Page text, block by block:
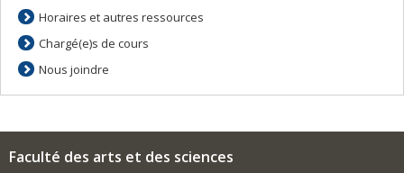
Horaires et autres ressources
Chargé(e)s de cours
Nous joindre
Faculté des arts et des sciences